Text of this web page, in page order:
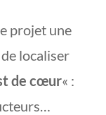
projet une
localiser
de cœur« :